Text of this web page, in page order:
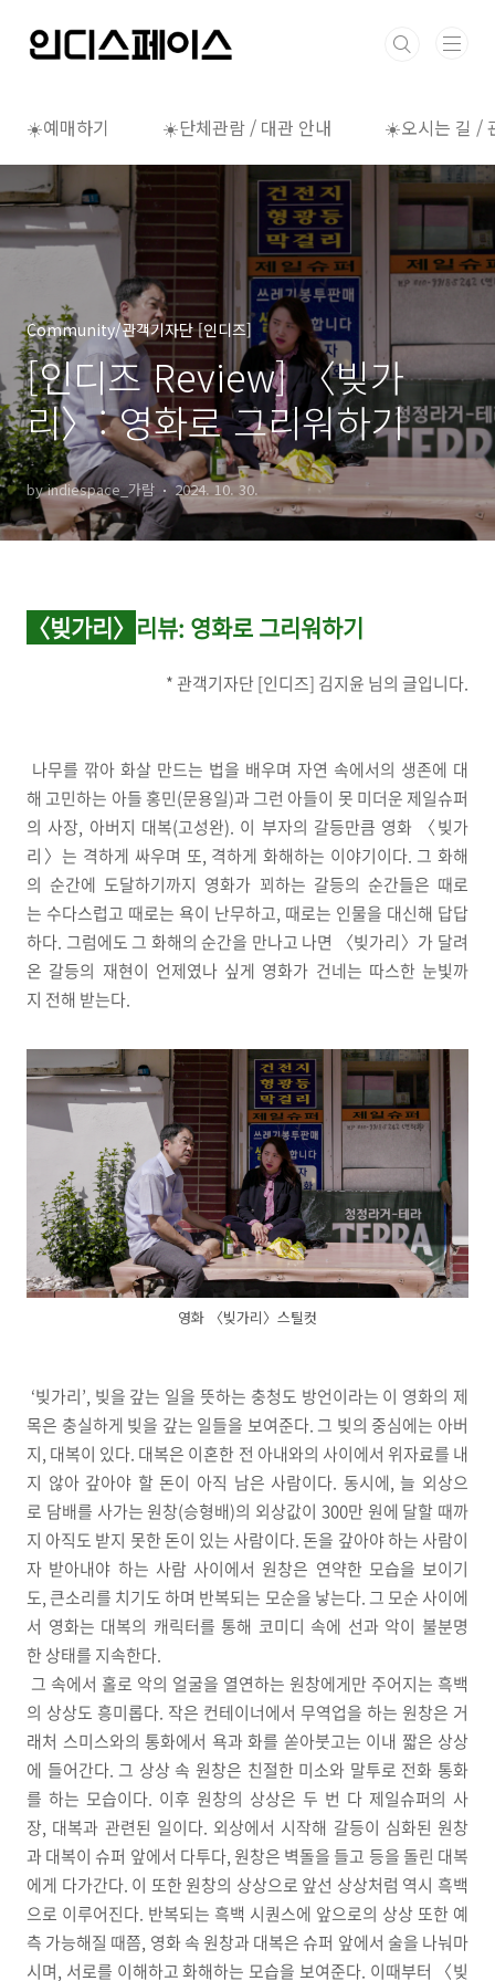
☀️예매하기 ☀️단체관람 / 대관 안내 ☀️오시는 길 /
Community/관객기자단 [인디즈]
[인디즈 Review] 〈빚가
리〉: 영화로 그리워하기
by indiespace_가람 2024. 10. 30.
〈빚가리〉 리뷰: 영화로 그리워하기
* 관객기자단 [인디즈] 김지윤 님의 글입니다.
나무를 깎아 화살 만드는 법을 배우며 자연 속에서의 생존에 대
해 고민하는 아들 홍민(문용일)과 그런 아들이 못 미더운 제일슈퍼
의 사장, 아버지 대복(고성완). 이 부자의 갈등만큼 영화 〈빚가
리〉는 격하게 싸우며 또, 격하게 화해하는 이야기이다. 그 화해
의 순간에 도달하기까지 영화가 꾀하는 갈등의 순간들은 때로
는 수다스럽고 때로는 욕이 난무하고, 때로는 인물을 대신해 답답
하다. 그럼에도 그 화해의 순간을 만나고 나면 〈빚가리〉가 달려
온 갈등의 재현이 언제였나 싶게 영화가 건네는 따스한 눈빛까
지 전해 받는다.
영화 〈빚가리〉스틸컷
‘빚가리’, 빚을 갚는 일을 뜻하는 충청도 방언이라는 이 영화의 제
목은 충실하게 빚을 갚는 일들을 보여준다. 그 빚의 중심에는 아버
지, 대복이 있다. 대복은 이혼한 전 아내와의 사이에서 위자료를 내
지 않아 갚아야 할 돈이 아직 남은 사람이다. 동시에, 늘 외상으
로 담배를 사가는 원창(승형배)의 외상값이 300만 원에 달할 때까
지 아직도 받지 못한 돈이 있는 사람이다. 돈을 갚아야 하는 사람이
자 받아내야 하는 사람 사이에서 원창은 연약한 모습을 보이기
도, 큰소리를 치기도 하며 반복되는 모순을 낳는다. 그 모순 사이에
서 영화는 대복의 캐릭터를 통해 코미디 속에 선과 악이 불분명
한 상태를 지속한다.
그 속에서 홀로 악의 얼굴을 열연하는 원창에게만 주어지는 흑백
의 상상도 흥미롭다. 작은 컨테이너에서 무역업을 하는 원창은 거
래처 스미스와의 통화에서 욕과 화를 쏟아붓고는 이내 짧은 상상
에 들어간다. 그 상상 속 원창은 친절한 미소와 말투로 전화 통화
를 하는 모습이다. 이후 원창의 상상은 두 번 다 제일슈퍼의 사
장, 대복과 관련된 일이다. 외상에서 시작해 갈등이 심화된 원창
과 대복이 슈퍼 앞에서 다투다, 원창은 벽돌을 들고 등을 돌린 대복
에게 다가간다. 이 또한 원창의 상상으로 앞선 상상처럼 역시 흑백
으로 이루어진다. 반복되는 흑백 시퀀스에 앞으로의 상상 또한 예
측 가능해질 때쯤, 영화 속 원창과 대복은 슈퍼 앞에서 술을 나눠마
시며, 서로를 이해하고 화해하는 모습을 보여준다. 이때부터 〈빚